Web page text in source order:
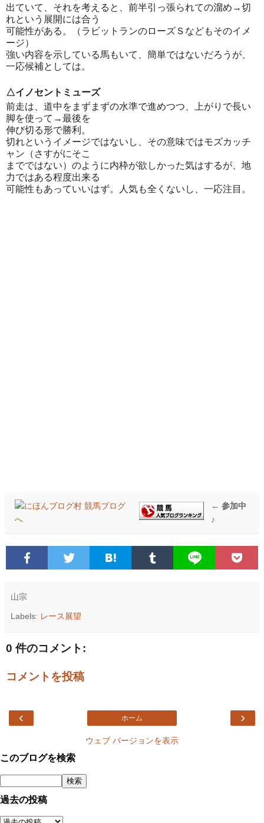
出ていて、それを考えると、前半引っ張られての溜め→切
れという展開には合う
可能性がある。（ラビットランのローズＳなどもそのイメ
ージ）
強い内容を示している馬もいて、簡単ではないだろうが、
一応候補としては。
△イノセントミューズ
前走は、道中をまずまずの水準で進めつつ、上がりで長い
脚を使って→最後を
伸び切る形で勝利。
切れというイメージではないし、その意味ではモズカッチ
ャン（さすがにそこ
までではない）のように内枠が欲しかった気はするが、地
力ではある程度出来る
可能性もあっていいはず。人気も全くないし、一応注目。
← 参加中
♪
山宗
Labels: レース展望
0 件のコメント:
コメントを投稿
‹ ›
ホーム
ウェブ バージョンを表示
このブログを検索
過去の投稿